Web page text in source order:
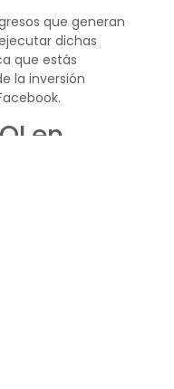
que generan
dichas
que estás
la inversión
en